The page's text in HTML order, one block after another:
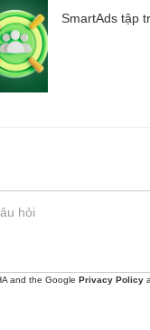
SmartAds tập
and the Google Privacy Policy